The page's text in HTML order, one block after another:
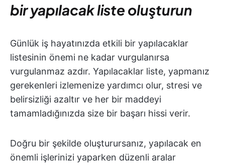
bir yapılacak liste oluşturun
Günlük iş hayatınızda etkili bir yapılacaklar
listesinin önemi ne kadar vurgulanırsa
vurgulanmaz azdır. Yapılacaklar liste, yapmanız
gerekenleri izlemenize yardımcı olur, stresi ve
belirsizliği azaltır ve her bir maddeyi
tamamladığınızda size bir başarı hissi verir.
Doğru bir şekilde oluşturursanız, yapılacak en
önemli işlerinizi yaparken düzenli aralar